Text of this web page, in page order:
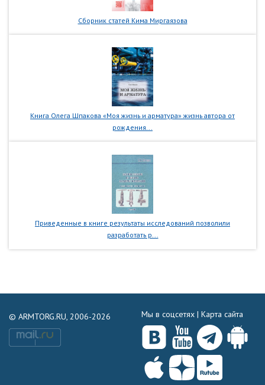
Сборник статей Кима Миргаязова
Книга Олега Шпакова «Моя жизнь и арматура» жизнь автора от
рождения...
Приведенные в книге результаты исследований позволили
разработать р...
© ARMTORG.RU, 2006-2026 Мы в соцсетях | Карта сайта